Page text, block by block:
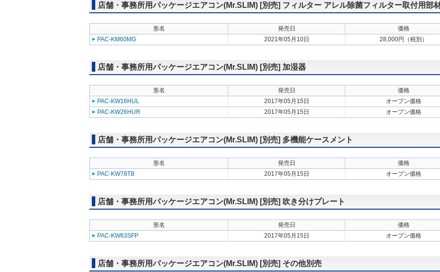
店舗・事務所用パッケージエアコン(Mr.SLIM) [別売] フィルター アレル除菌フィルター取付用部
形名 発売日
価格
PAC-KM60MG
2021年05月10日 28,000円（税別）
店舗・事務所用パッケージエアコン(Mr.SLIM) [別売] 加湿器
形名 発売日
価格
PAC-KW16HUL
2017年05月15日
オープン価格
PAC-KW26HUR
2017年05月15日 オープン価格
店舗・事務所用パッケージエアコン(Mr.SLIM) [別売] 多機能ケースメント
形名 発売日
価格
PAC-KW78TB
2017年05月15日 オープン価格
店舗・事務所用パッケージエアコン(Mr.SLIM) [別売] 吹き分けプレート
形名 発売日
価格
PAC-KW63SFP
2017年05月15日 オープン価格
店舗・事務所用パッケージエアコン(Mr.SLIM) [別売] その他別売